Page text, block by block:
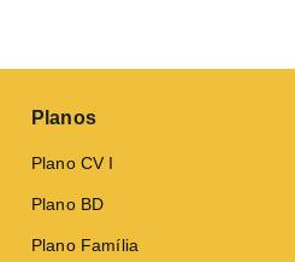
Planos
Plano CV I
Plano BD
Plano Família